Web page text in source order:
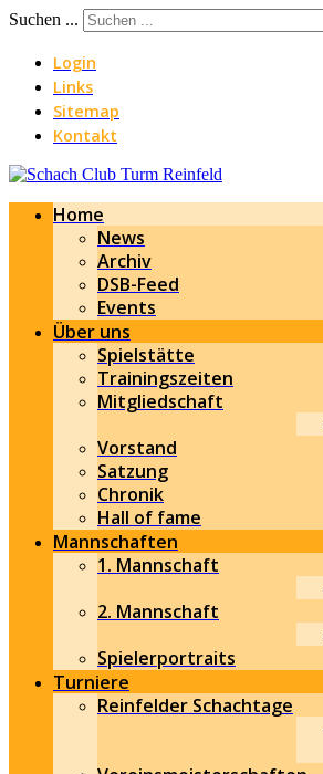
Suchen ...
Login
Links
Sitemap
Kontakt
Home
News
Archiv
DSB-Feed
Events
Über uns
Spielstätte
Trainingszeiten
Mitgliedschaft
Vorstand
Satzung
Chronik
Hall of fame
Mannschaften
1. Mannschaft
2. Mannschaft
Spielerportraits
Turniere
Reinfelder Schachtage